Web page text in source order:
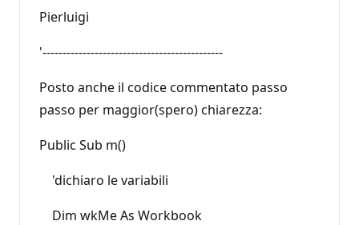
Pierluigi
'---------------------------------------------
Posto anche il codice commentato passo
passo per maggior(spero) chiarezza:
Public Sub m()
'dichiaro le variabili
Dim wkMe As Workbook